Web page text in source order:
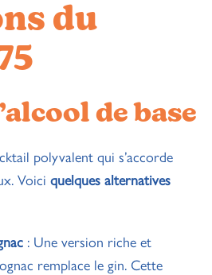
du
de base
polyvalent qui s’accorde
Voici quelques alternatives
: Une version riche et
remplace le gin. Cette